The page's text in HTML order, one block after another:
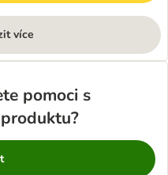
více
pomoci s